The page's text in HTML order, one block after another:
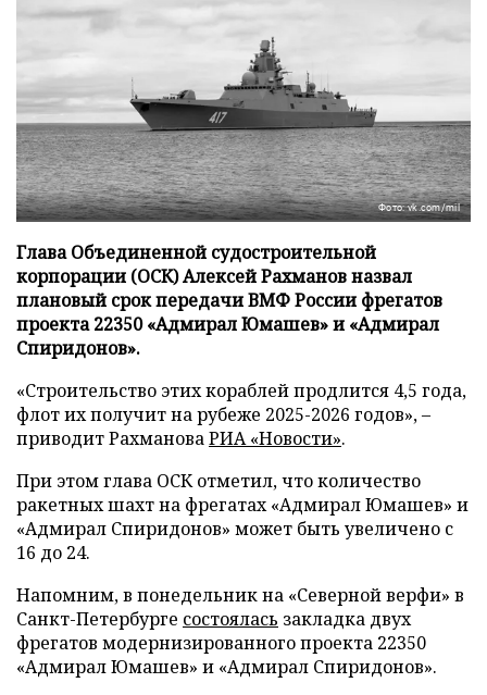
Фото: vk.com/mil
Глава Объединенной судостроительной
корпорации (ОСК) Алексей Рахманов назвал
плановый срок передачи ВМФ России фрегатов
проекта 22350 «Адмирал Юмашев» и «Адмирал
Спиридонов».
«Строительство этих кораблей продлится 4,5 года,
флот их получит на рубеже 2025-2026 годов», –
приводит РахмановаРИА «Новости».
При этом глава ОСК отметил, что количество
ракетных шахт на фрегатах «Адмирал Юмашев» и
«Адмирал Спиридонов» может быть увеличено с
16 до 24.
Напомним, в понедельник на «Северной верфи» в
Санкт-Петербурге состоялась закладка двух
фрегатов модернизированного проекта 22350
«Адмирал Юмашев» и «Адмирал Спиридонов».